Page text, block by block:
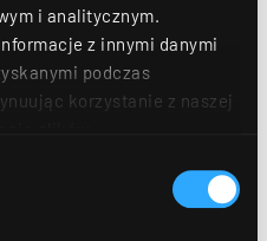
i analitycznym.
z innymi danymi
podczas
korzystanie z naszej
oświadczeniu o